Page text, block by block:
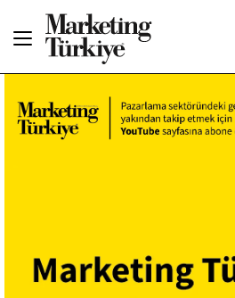
Haberler
Etkinlikler